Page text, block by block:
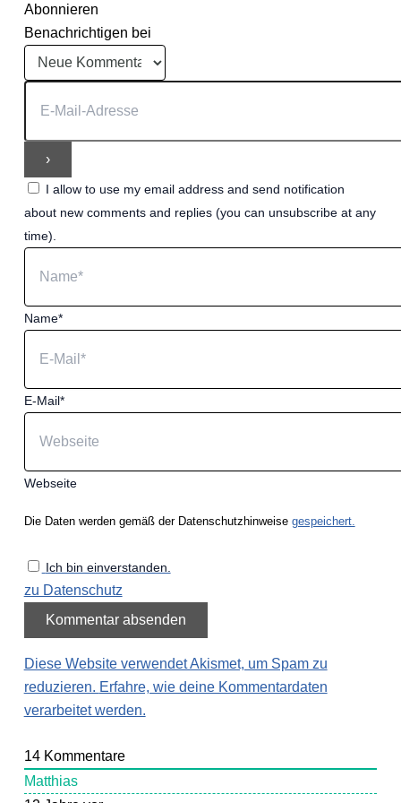
Abonnieren
Benachrichtigen bei
I allow to use my email address and send notification
about new comments and replies (you can unsubscribe at any
time).
Name*
E-Mail*
Webseite
Die Daten werden gemäß der Datenschutzhinweise gespeichert.
Ich bin einverstanden.
zu Datenschutz
Diese Website verwendet Akismet, um Spam zu
reduzieren. Erfahre, wie deine Kommentardaten
verarbeitet werden.
14Kommentare
Matthias